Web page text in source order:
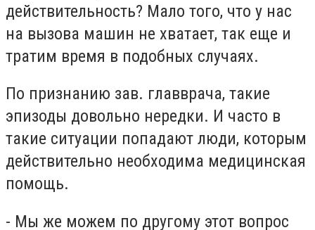
действительность? Мало того, что у нас
на вызова машин не хватает, так еще и
тратим время в подобных случаях.
По признанию зав. главврача, такие
эпизоды довольно нередки. И часто в
такие ситуации попадают люди, которым
действительно необходима медицинская
помощь.
- Мы же можем по другому этот вопрос